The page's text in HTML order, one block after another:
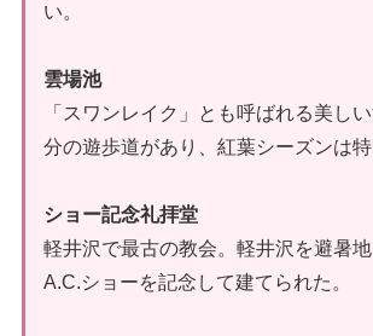
い。
雲場池
「スワンレイク」とも呼ばれる美し
分の遊歩道があり、紅葉シーズンは特
ショー記念礼拝堂
軽井沢で最古の教会。軽井沢を避暑
A.C.ショーを記念して建てられた。